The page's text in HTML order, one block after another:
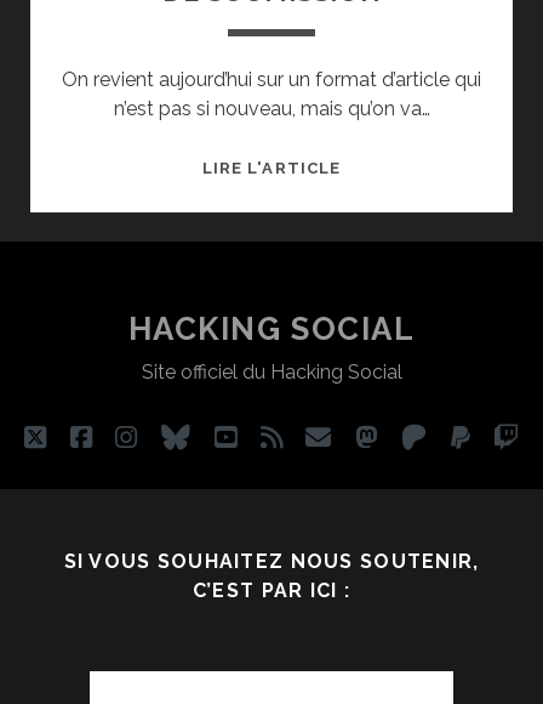
On revient aujourd’hui sur un format d’article qui
n’est pas si nouveau, mais qu’on va…
LIRE L'ARTICLE♦
FORME
DE
HACKING SOCIAL
Site officiel du Hacking Social
twitterfacebook
instagram
blueskyyoutube
rss emailmastodon
patreon
SI VOUS SOUHAITEZ NOUS SOUTENIR,
C’EST PAR ICI :